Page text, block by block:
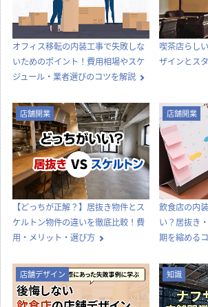
オフィス移転の内装工事で失敗しな
いためのポイント！費用相場やスケ
ジュール・業者選びのコツを解説
喫茶店らし
ザインとス
店舗開業
【どっちが正解？】居抜き物件とス
ケルトン物件の違いを徹底比較！費
用・メリット・選び方
店舗開業
飲食店の内
い？居抜き
期を縮める
店舗デザイン 知識